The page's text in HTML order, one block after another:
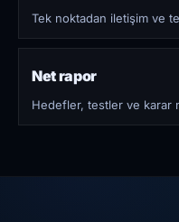
Tek noktadan iletişim ve
Net rapor
Hedefler, testler ve karar